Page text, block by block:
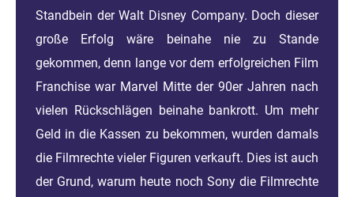
Standbein der Walt Disney Company. Doch dieser
große Erfolg wäre beinahe nie zu Stande
gekommen, denn lange vor dem erfolgreichen Film
Franchise war Marvel Mitte der 90er Jahren nach
vielen Rückschlägen beinahe bankrott. Um mehr
Geld in die Kassen zu bekommen, wurden damals
die Filmrechte vieler Figuren verkauft. Dies ist auch
der Grund, warum heute noch Sony die Filmrechte